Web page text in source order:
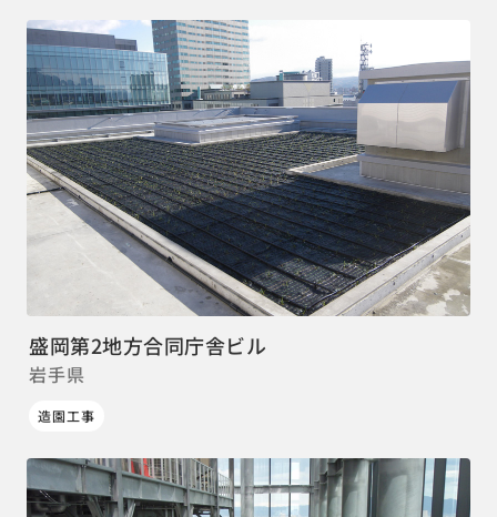
盛岡第2地方合同庁舎ビル
岩手県
造園工事